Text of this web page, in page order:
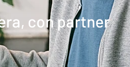
con partner